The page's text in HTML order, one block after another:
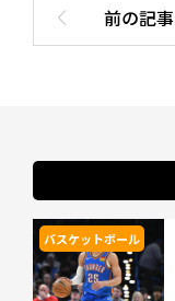
バスケットボール